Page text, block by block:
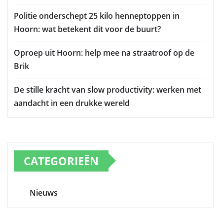
Politie onderschept 25 kilo henneptoppen in
Hoorn: wat betekent dit voor de buurt?
Oproep uit Hoorn: help mee na straatroof op de
Brik
De stille kracht van slow productivity: werken met
aandacht in een drukke wereld
CATEGORIEËN
Nieuws